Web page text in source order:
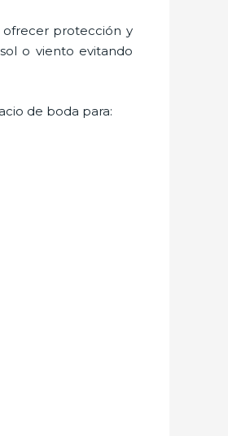
protección y
o viento evitando
de boda para: